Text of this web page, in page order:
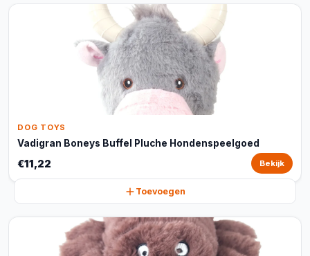
DOG TOYS
Vadigran Boneys Buffel Pluche Hondenspeelgoed
€11,22 Bekijk
Toevoegen